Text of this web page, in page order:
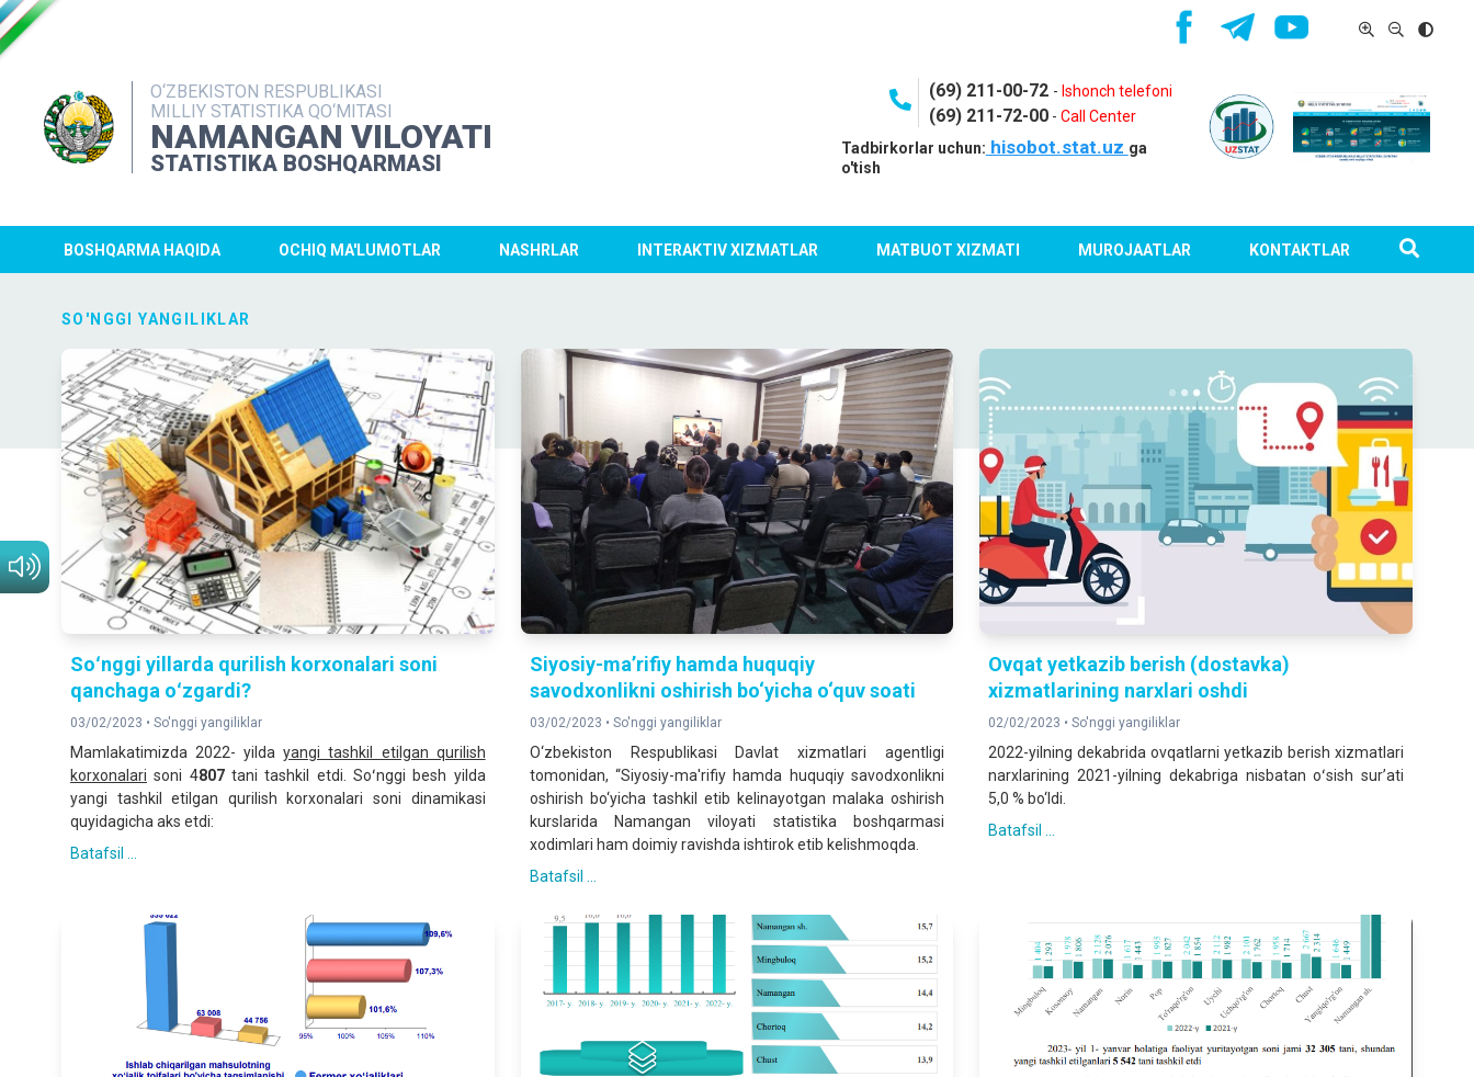
O‘ZBEKISTON RESPUBLIKASI
MILLIY STATISTIKA QO‘MITASI
NAMANGAN VILOYATI
STATISTIKA BOSHQARMASI
(69) 211-00-72 - Ishonch telefoni
(69) 211-72-00- Call Center
Tadbirkorlar uchun: hisobot.stat.uz ga
o'tish
BOSHQARMA HAQIDA OCHIQ MA'LUMOTLAR NASHRLAR INTERAKTIV XIZMATLAR MATBUOT XIZMATI MUROJAATLAR KONTAKTLAR
SO'NGGI YANGILIKLAR
Soʻnggi yillarda qurilish korxonalari soni
qanchaga oʻzgardi?
03/02/2023 • So'nggi yangiliklar
Mamlakatimizda 2022- yildayangi tashkil etilgan qurilish
korxonalari soni 4807tani tashkil etdi. Soʻnggi besh yilda
yangi tashkil etilgan qurilish korxonalari soni dinamikasi
quyidagicha aks etdi:
Batafsil ...
Siyosiy-ma’rifiy hamda huquqiy
savodxonlikni oshirish bo‘yicha o‘quv soati
03/02/2023 • So'nggi yangiliklar
O‘zbekiston Respublikasi Davlat xizmatlari agentligi
tomonidan, “Siyosiy-ma'rifiy hamda huquqiy savodxonlikni
oshirish bo‘yicha tashkil etib kelinayotgan malaka oshirish
kurslarida Namangan viloyati statistika boshqarmasi
xodimlari ham doimiy ravishda ishtirok etib kelishmoqda.
Batafsil ...
Ovqat yetkazib berish (dostavka)
xizmatlarining narxlari oshdi
02/02/2023 •So'nggi yangiliklar
2022-yilning dekabrida ovqatlarni yetkazib berish xizmatlari
narxlarining 2021-yilning dekabriga nisbatan oʻsish surʼati
5,0 % bo‘ldi.
Batafsil ...